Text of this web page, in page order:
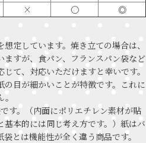
× 〇 ◎
定しています。焼き立ての場合は、
すが、食パン、フランスパン袋など
て、対応いただけますと幸いです。
目が細かいことが特徴です。これに
す。（内面にポリエチレン素材が貼
本的には同じ考え方です。）紙はバ
とは機能性が全く違う商品です。